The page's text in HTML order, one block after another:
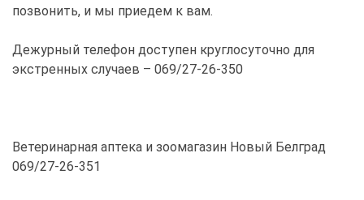
позвонить, и мы приедем к вам.
Дежурный телефон доступен круглосуточно для
экстренных случаев – 069/27-26-350
Ветеринарная аптека и зоомагазин Новый Белград
069/27-26-351